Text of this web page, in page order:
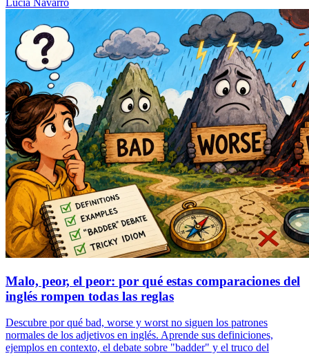
Lucia Navarro
Malo, peor, el peor: por qué estas comparaciones del
inglés rompen todas las reglas
Descubre por qué bad, worse y worst no siguen los patrones
normales de los adjetivos en inglés. Aprende sus definiciones,
ejemplos en contexto, el debate sobre "badder" y el truco del